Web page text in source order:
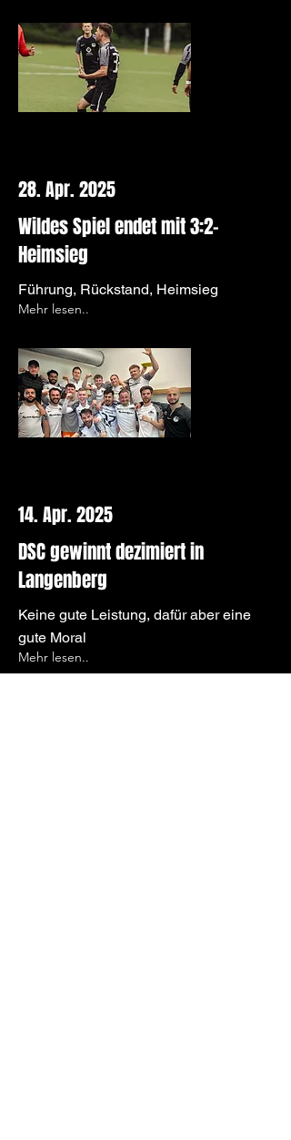
28. Apr. 2025
Wildes Spiel endet mit 3:2-
Heimsieg
Führung, Rückstand, Heimsieg
Mehr lesen..
14. Apr. 2025
DSC gewinnt dezimiert in
Langenberg
Keine gute Leistung, dafür aber eine
gute Moral
Mehr lesen..